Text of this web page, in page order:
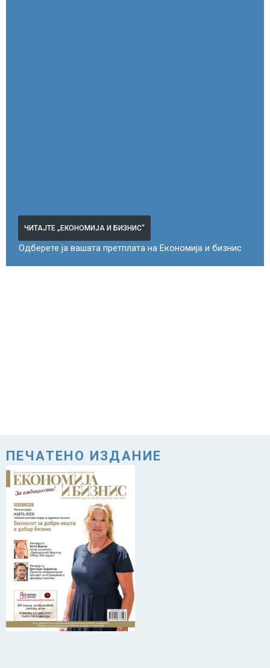
ЧИТАЈТЕ „ЕКОНОМИЈА И БИЗНИС“
Одберете ја вашата претплата на Економија и бизнис
ПЕЧАТЕНО ИЗДАНИЕ